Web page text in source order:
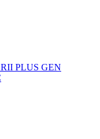
PLUS GEN